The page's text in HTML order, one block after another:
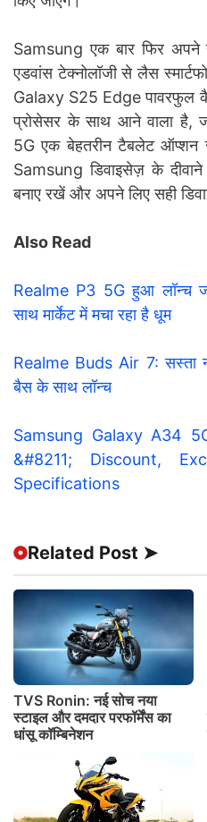
Samsung एक बार फिर अपने
एडवांस टेक्नोलॉजी से लैस
Galaxy S25 Edge पावरफुल
प्रोसेसर के साथ आने वाला है,
5G एक बेहतरीन टैबलेट ऑप्शन
Samsung डिवाइसेज़ के
बनाए रखें और अपने लिए सही
Also Read
Realme P3 5G हुआ लॉन्च
साथ मार्केट में मचा रहा है धूम
Realme Buds Air 7: सस्ता
बैस के साथ लॉन्च
Samsung Galaxy A34
&#8211; Discount,
Specifications
Related Post ➤
TVS Ronin: नई सोच नया
स्टाइल और दमदार परफॉर्मेंस का
धांसू कॉम्बिनेशन